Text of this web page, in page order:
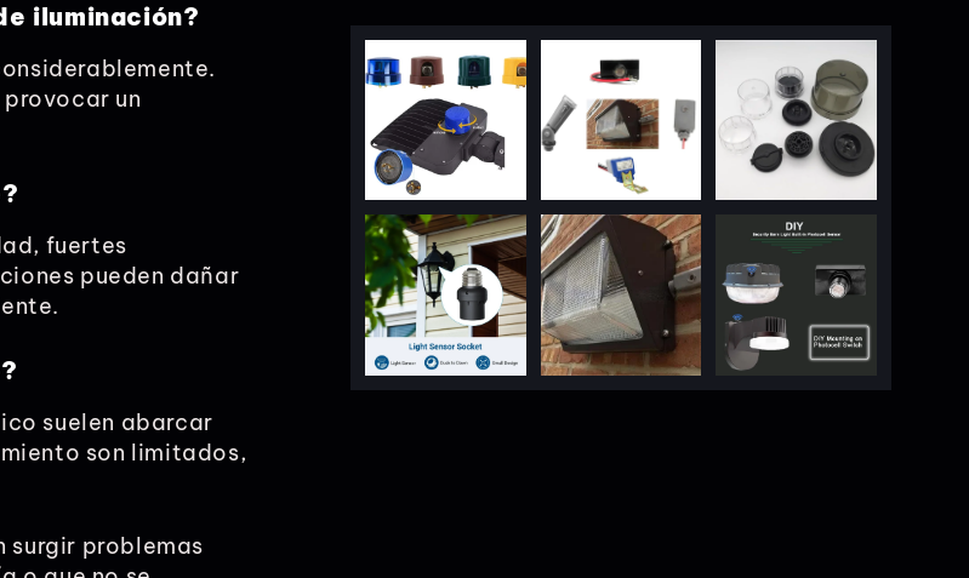
iluminación?
un
fuertes
pueden dañar
suelen abarcar
son limitados,
surgir problemas